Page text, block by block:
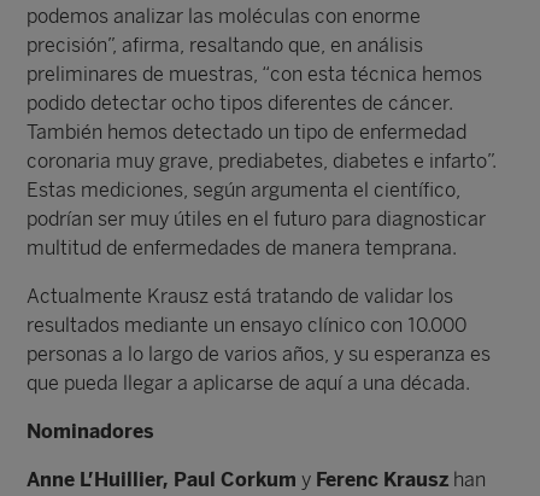
podemos analizar las moléculas con enorme
precisión”, afirma, resaltando que, en análisis
preliminares de muestras, “con esta técnica hemos
podido detectar ocho tipos diferentes de cáncer.
También hemos detectado un tipo de enfermedad
coronaria muy grave, prediabetes, diabetes e infarto”.
Estas mediciones, según argumenta el científico,
podrían ser muy útiles en el futuro para diagnosticar
multitud de enfermedades de manera temprana.
Actualmente Krausz está tratando de validar los
resultados mediante un ensayo clínico con 10.000
personas a lo largo de varios años, y su esperanza es
que pueda llegar a aplicarse de aquí a una década.
Nominadores
Anne L’Huillier, Paul Corkumy Ferenc Krausz han